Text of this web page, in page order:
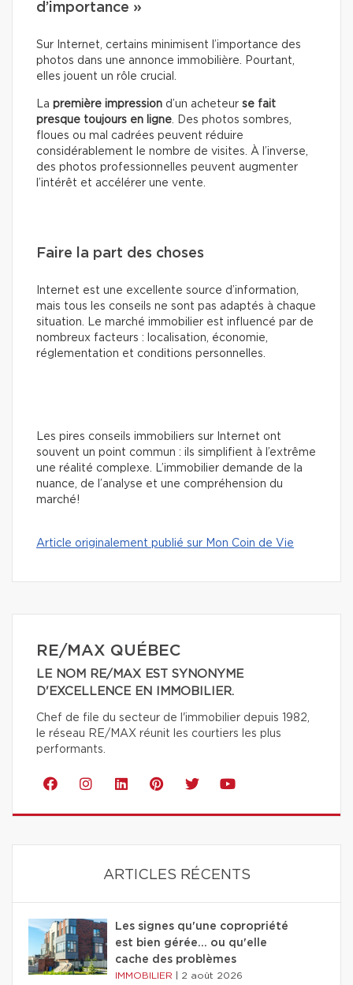
d’importance »
Sur Internet, certains minimisent l’importance des
photos dans une annonce immobilière. Pourtant,
elles jouent un rôle crucial.
La première impression d’un acheteur se fait
presque toujours en ligne. Des photos sombres,
floues ou mal cadrées peuvent réduire
considérablement le nombre de visites. À l’inverse,
des photos professionnelles peuvent augmenter
l’intérêt et accélérer une vente.
Faire la part des choses
Internet est une excellente source d’information,
mais tous les conseils ne sont pas adaptés à chaque
situation. Le marché immobilier est influencé par de
nombreux facteurs : localisation, économie,
réglementation et conditions personnelles.
Les pires conseils immobiliers sur Internet ont
souvent un point commun : ils simplifient à l’extrême
une réalité complexe. L’immobilier demande de la
nuance, de l’analyse et une compréhension du
marché!
Article originalement publié sur Mon Coin de Vie
RE/MAX QUÉBEC
LE NOM RE/MAX EST SYNONYME
D'EXCELLENCE EN IMMOBILIER.
Chef de file du secteur de l'immobilier depuis 1982,
le réseau RE/MAX réunit les courtiers les plus
performants.
ARTICLES RÉCENTS
Les signes qu'une copropriété
est bien gérée… ou qu'elle
cache des problèmes
IMMOBILIER 2 août 2026